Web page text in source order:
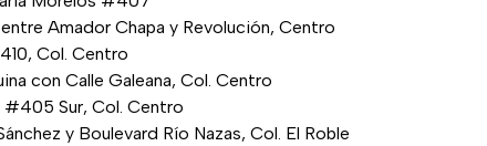
Amador Chapa y Revolución, Centro
Col. Centro
con Calle Galeana, Col. Centro
#405 Sur, Col. Centro
y Boulevard Río Nazas, Col. El Roble